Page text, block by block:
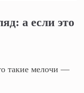
а если это
такие мелочи —